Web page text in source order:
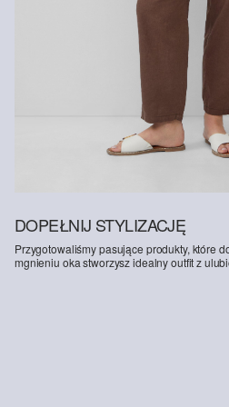
DOPEŁNIJ STYLIZACJĘ
Przygotowaliśmy pasujące produkty, które
mgnieniu oka stworzysz idealny outfit z